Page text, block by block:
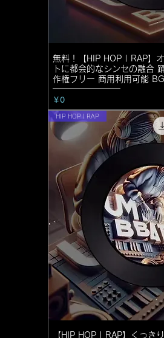
無料！【HIP HOP | RAP】
トに都会的なシンセの融合
作権フリー 商用利用可能
価格
￥0
HIP HOP | RAP
【HIP HOP | RAP】くっき